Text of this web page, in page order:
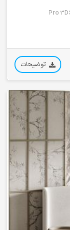
Pro
توضیحات